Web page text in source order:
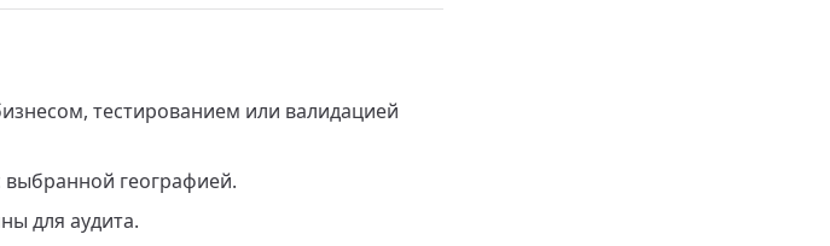
тестированием или валидацией
выбранной географией.
для аудита.